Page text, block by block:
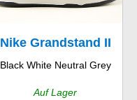
Nike Grandstand II
Black White Neutral Grey
Auf Lager